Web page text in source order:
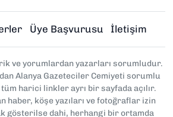
Üye Başvurusu İletişim
ve yorumlardan yazarları sorumludur.
Alanya Gazeteciler Cemiyeti sorumlu
harici linkler ayrı bir sayfada açılır.
haber, köşe yazıları ve fotoğraflar izin
gösterilse dahi, herhangi bir ortamda